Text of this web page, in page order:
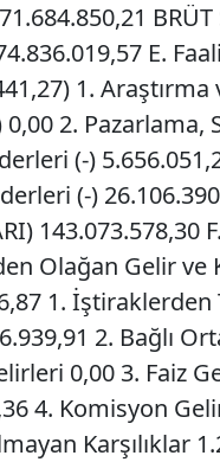
BRÜT
E.
1.
2. Pazarlama,
(-)
(-)
143.073.578,30
Olağan Gelir ve
1.
2. Bağlı
0,00 3. Faiz
4. Komisyon
Karşılıklar